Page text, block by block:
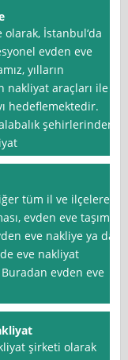
olarak, İstanbul‘da
evden eve
yılların
nakliyat araçları ile
hedeflemektedir.
şehirlerinden
tüm il ve ilçelere
evden eve taşıma
eve nakliye ya da
eve nakliyat
evden eve
şirketi olarak